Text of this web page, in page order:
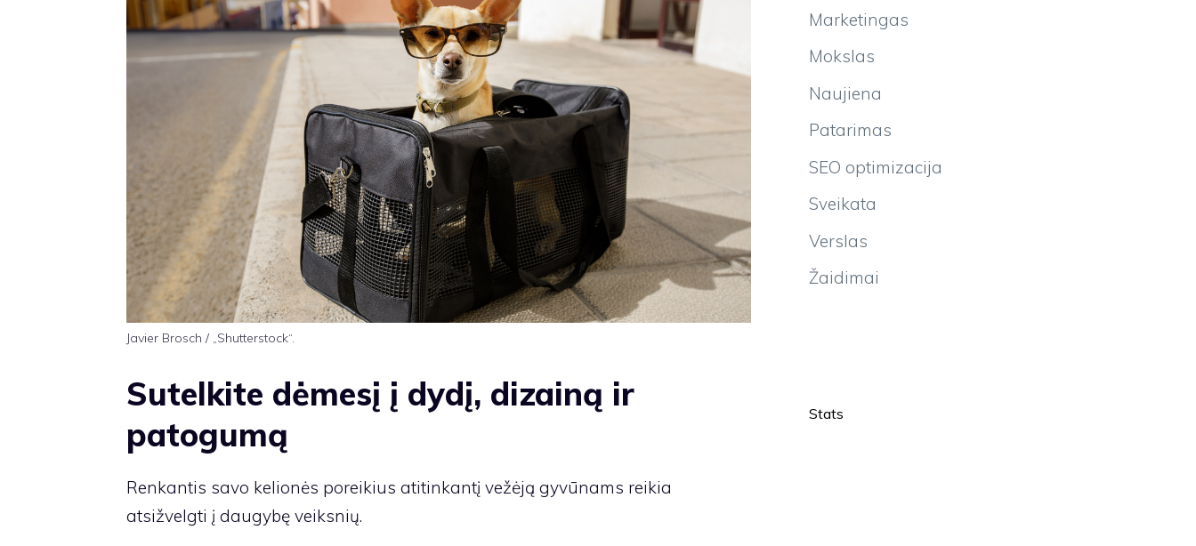
Javier Brosch / „Shutterstock“.
Sutelkite dėmesį į dydį, dizainą ir
patogumą
Renkantis savo kelionės poreikius atitinkantį vežėją gyvūnams reikia
atsižvelgti į daugybę veiksnių.
Marketingas
Mokslas
Naujiena
Patarimas
SEO optimizacija
Sveikata
Verslas
Žaidimai
Stats